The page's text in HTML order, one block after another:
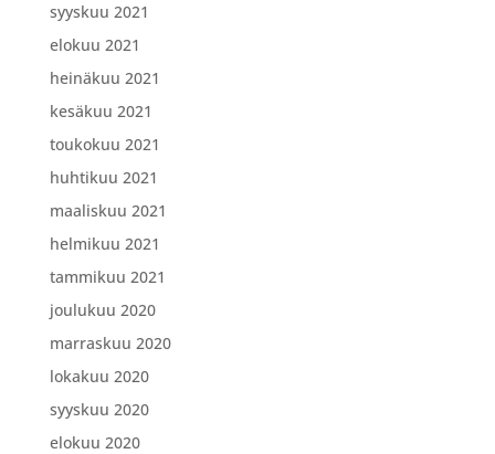
syyskuu 2021
elokuu 2021
heinäkuu 2021
kesäkuu 2021
toukokuu 2021
huhtikuu 2021
maaliskuu 2021
helmikuu 2021
tammikuu 2021
joulukuu 2020
marraskuu 2020
lokakuu 2020
syyskuu 2020
elokuu 2020